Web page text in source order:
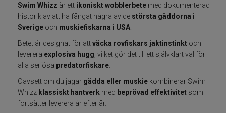
Fiskelinor
Tillbehör
Flugbindning
Swim Whizz är ett ikoniskt wobblerbete med dokumenterad
historik av att ha fångat några av de största gäddorna i
Sverige och muskiefiskarna i USA
Betet är designat för attväcka rovfiskars jaktinstinkt och
leverera explosiva hugg , vilket gör det till ett självklart val för
alla seriösa predatorfiskare
Oavsett om du jagar gädda eller muskie kombinerar Swim
Whizz klassiskt hantverk med beprövad effektivitet som
fortsätter leverera år efter år.